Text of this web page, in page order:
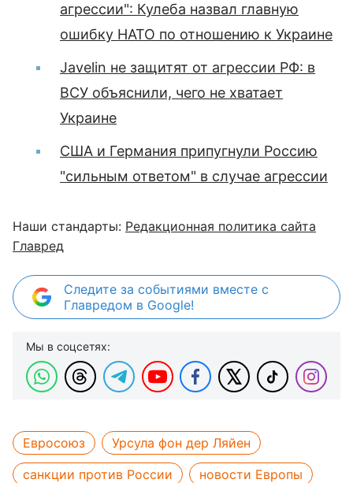
агрессии": Кулеба назвал главную
ошибку НАТО по отношению к Украине
Javelin не защитят от агрессии РФ: в
ВСУ объяснили, чего не хватает
Украине
США и Германия припугнули Россию
"сильным ответом" в случае агрессии
Наши стандарты: Редакционная политика сайта
Главред
Следите за событиями вместе с
Главредом в Google!
Мы в соцсетях:
Евросоюз
Урсула фон дер Ляйен
санкции против России
новости Европы